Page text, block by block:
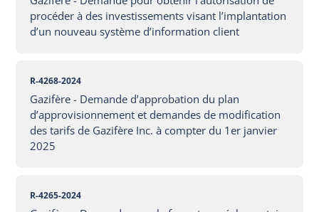
procéder à des investissements visant l’implantation
d’un nouveau système d’information client
R-4268-2024
Gazifère - Demande d’approbation du plan
d’approvisionnement et demandes de modification
des tarifs de Gazifère Inc. à compter du 1er janvier
2025
R-4265-2024